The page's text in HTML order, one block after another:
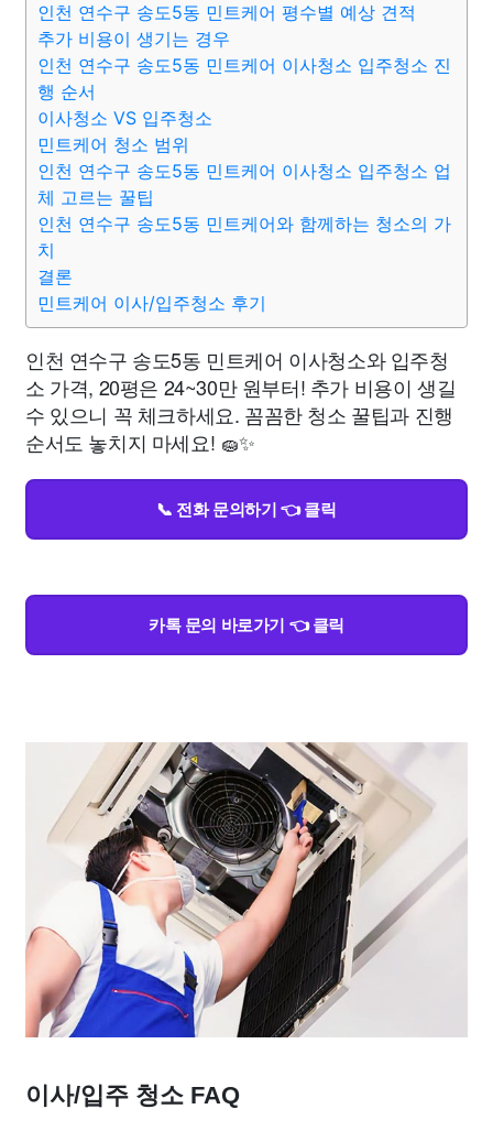
인천 연수구 송도5동 민트케어 평수별 예상 견적
추가 비용이 생기는 경우
인천 연수구 송도5동 민트케어 이사청소 입주청소 진
행 순서
이사청소 VS 입주청소
민트케어 청소 범위
인천 연수구 송도5동 민트케어 이사청소 입주청소 업
체 고르는 꿀팁
인천 연수구 송도5동 민트케어와 함께하는 청소의 가
치
결론
민트케어 이사/입주청소 후기
인천 연수구 송도5동 민트케어 이사청소와 입주청
소 가격, 20평은 24~30만 원부터! 추가 비용이 생길
수 있으니 꼭 체크하세요. 꼼꼼한 청소 꿀팁과 진행
순서도 놓치지 마세요! 🧽✨
📞 전화 문의하기 👈 클릭
카톡 문의 바로가기 👈 클릭
이사/입주 청소 FAQ